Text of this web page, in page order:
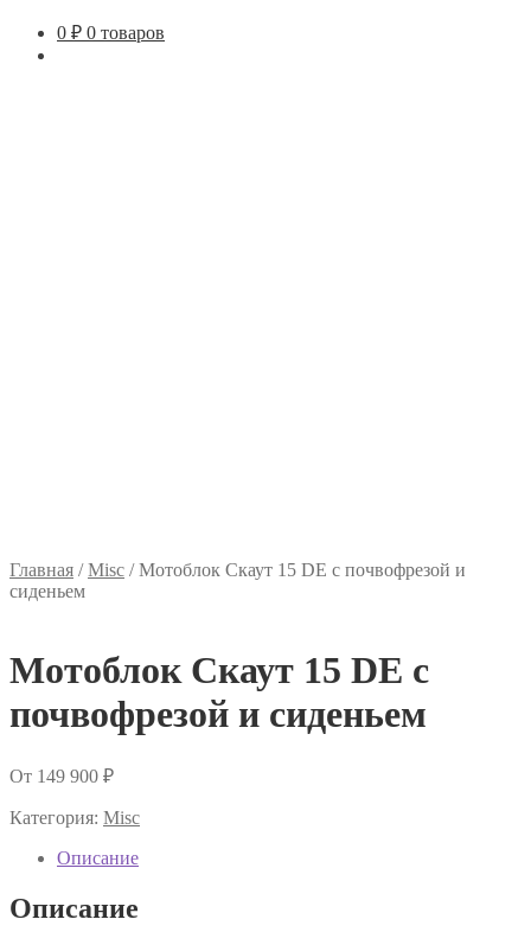
0 ₽ 0 товаров
Главная /Misc /Мотоблок Скаут 15 DE с почвофрезой и
сиденьем
Мотоблок Скаут 15 DE с
почвофрезой и сиденьем
От 149 900 ₽
Категория: Misc
Описание
Описание